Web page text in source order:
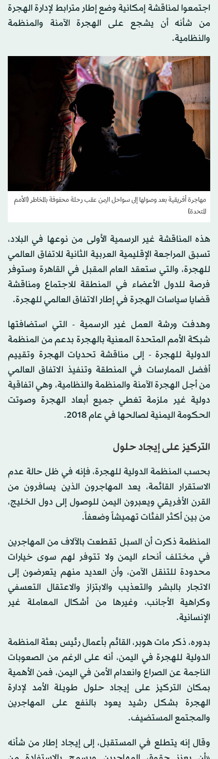
اجتمعوا لمناقشة إمكانية وضع إطار مترابط لإدارة الهجرة
من شأنه أن يشجع على الهجرة الآمنة والمنظمة
والنظامية.
مهاجرة أفريقية بعد وصولها إلى سواحل اليمن عقب رحلة محفوفة بالمخاطر (الأمم
المتحدة)
هذه المناقشة غير الرسمية الأولى من نوعها في البلاد،
تسبق المراجعة الإقليمية العربية الثانية للاتفاق العالمي
للهجرة، والتي ستعقد العام المقبل في القاهرة وستوفر
فرصة للدول الأعضاء في المنطقة للاجتماع ومناقشة
قضايا سياسات الهجرة في إطار الاتفاق العالمي للهجرة.
وهدفت ورشة العمل غير الرسمية - التي استضافتها
شبكة الأمم المتحدة المعنية بالهجرة بدعم من المنظمة
الدولية للهجرة - إلى مناقشة تحديات الهجرة وتقييم
أفضل الممارسات في المنطقة وتنفيذ الاتفاق العالمي
من أجل الهجرة الآمنة والمنظمة والنظامية، وهي اتفاقية
دولية غير ملزمة تغطي جميع أبعاد الهجرة وصوتت
الحكومة اليمنية لصالحها في عام 2018.
التركيز على إيجاد حلول
بحسب المنظمة الدولية للهجرة، فإنه في ظل حالة عدم
الاستقرار القائمة، يعد المهاجرون الذين يسافرون من
القرن الأفريقي ويعبرون اليمن للوصول إلى دول الخليج،
من بين أكثر الفئات تهميشاً وضعفاً.
المنظمة ذكرت أن السبل تقطعت بالآلاف من المهاجرين
في مختلف أنحاء اليمن ولا تتوفر لهم سوى خيارات
محدودة للتنقل الآمن، وأن العديد منهم يتعرضون إلى
الاتجار بالبشر والتعذيب والابتزاز والاعتقال التعسفي
وكراهية الأجانب، وغيرها من أشكال المعاملة غير
الإنسانية.
بدوره، ذكر مات هوبر، القائم بأعمال رئيس بعثة المنظمة
الدولية للهجرة في اليمن، أنه على الرغم من الصعوبات
الناجمة عن الصراع وانعدام الأمن في اليمن، فمن الأهمية
بمكان التركيز على إيجاد حلول طويلة الأمد لإدارة
الهجرة بشكل رشيد يعود بالنفع على المهاجرين
والمجتمع المستضيف.
وقال إنه يتطلع في المستقبل، إلى إيجاد إطار من شأنه